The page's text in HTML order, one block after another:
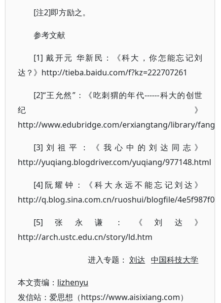
[注2]即方励之。
参考文献
[1] 戴开元 华新民：《科大，你怎能忘记刘
达？》http://tieba.baidu.com/f?kz=222707261
[2]“王允然”：《吃刺猬的年代------科大的创世
纪》
http://www.edubridge.com/erxiangtang/library/
[3]刘祖平：《我心中的刘达同志》
http://yuqiang.blogdriver.com/yuqiang/977148.html
[4]阮耀钟：《科大永远不能忘记刘达》
http://q.blog.sina.com.cn/ruoshui/blogfile/
[5]张永谦：《刘达》
http://arch.ustc.edu.cn/story/ld.htm
进入专题：刘达 中国科技大学
本文责编： lizhenyu
发信站：爱思想（https://www.aisixiang.com）